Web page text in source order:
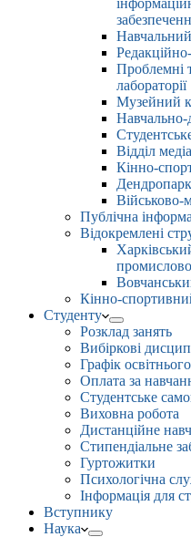
Навчальний
Проблемні
лабораторії
Музейний
Навчально-
Відділ
Кінно-
Дендропарк
Військово-
Публічна
Відокремлені
Кінно-
Студенту
Розклад занять
Вибіркові
Графік
Оплата за
Студентське
Виховна робота
Дистанційне
Стипендіальне
Гуртожитки
Психологічна
Інформація для
Вступнику
Наука